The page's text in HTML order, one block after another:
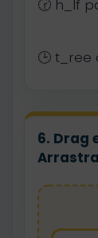
🕝 h_lf
🕒 t_ree
6. Drag